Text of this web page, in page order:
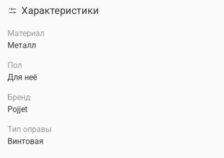
Характеристики
Материал
Металл
Пол
Для неё
Бренд
Pojjet
Тип оправы
Винтовая